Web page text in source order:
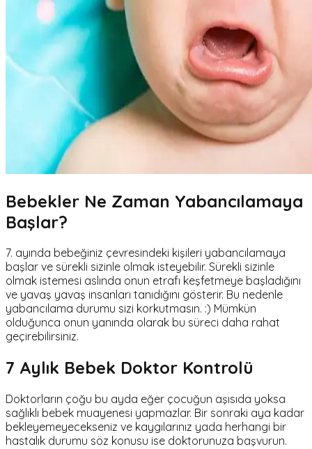
Bebekler Ne Zaman Yabancılamaya
Başlar?
7. ayında bebeğiniz çevresindeki kişileri yabancılamaya
başlar ve sürekli sizinle olmak isteyebilir. Sürekli sizinle
olmak istemesi aslında onun etrafı keşfetmeye başladığını
ve yavaş yavaş insanları tanıdığını gösterir. Bu nedenle
yabancılama durumu sizi korkutmasın. :) Mümkün
olduğunca onun yanında olarak bu süreci daha rahat
geçirebilirsiniz.
7 Aylık Bebek Doktor Kontrolü
Doktorların çoğu bu ayda eğer çocuğun aşısıda yoksa
sağlıklı bebek muayenesi yapmazlar. Bir sonraki aya kadar
bekleyemeyecekseniz ve kaygılarınız yada herhangi bir
hastalık durumu söz konusu ise doktorunuza başvurun.